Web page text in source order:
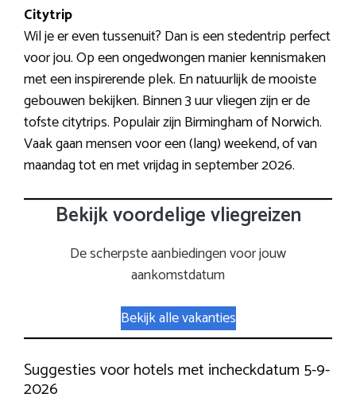
Citytrip
Wil je er even tussenuit? Dan is een stedentrip perfect
voor jou. Op een ongedwongen manier kennismaken
met een inspirerende plek. En natuurlijk de mooiste
gebouwen bekijken. Binnen 3 uur vliegen zijn er de
tofste citytrips. Populair zijn Birmingham of Norwich.
Vaak gaan mensen voor een (lang) weekend, of van
maandag tot en met vrijdag in september 2026.
Bekijk voordelige vliegreizen
De scherpste aanbiedingen voor jouw
aankomstdatum
Bekijk alle vakanties
Suggesties voor hotels met incheckdatum 5-9-
2026